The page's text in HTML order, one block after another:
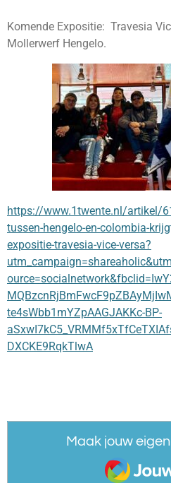
Komende Expositie: Travesia
Mollerwerf Hengelo.
https://www.1twente.nl/artikel/
tussen-hengelo-en-colombia-
expositie-travesia-vice-versa?
te4sWbb1mYZpAAGJAKKc-BP-
DXCKE9RqkTlwA
Maak jouw
JouwWeb